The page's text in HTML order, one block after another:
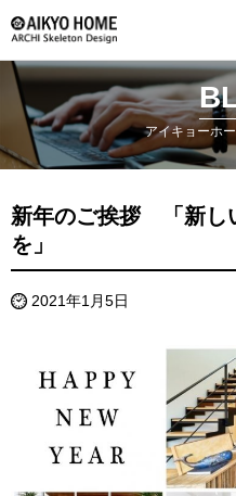
アイキョーホ
新年のご挨拶 「新し
を」
2021年1月5日